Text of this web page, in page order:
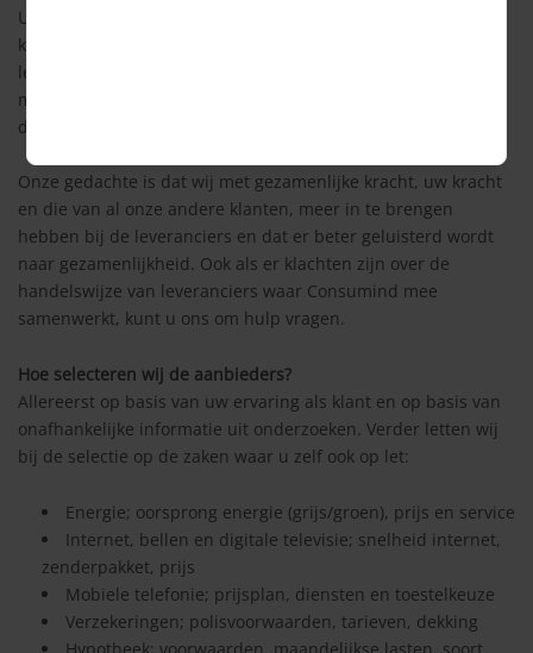
Uw ervaring met leveranciers is voor ons en de andere
klanten van Consumind belangrijk. Onze selectie van
leveranciers is daarop mede gebaseerd. We zullen u dan ook
met enige regelmaat naar uw ervaringen vragen en u
daarvoor per email of telefoon benaderen.
Onze gedachte is dat wij met gezamenlijke kracht, uw kracht
en die van al onze andere klanten, meer in te brengen
hebben bij de leveranciers en dat er beter geluisterd wordt
naar gezamenlijkheid. Ook als er klachten zijn over de
handelswijze van leveranciers waar Consumind mee
samenwerkt, kunt u ons om hulp vragen.
Hoe selecteren wij de aanbieders?
Allereerst op basis van uw ervaring als klant en op basis van
onafhankelijke informatie uit onderzoeken. Verder letten wij
bij de selectie op de zaken waar u zelf ook op let:
Energie; oorsprong energie (grijs/groen), prijs en service
Internet, bellen en digitale televisie; snelheid internet,
zenderpakket, prijs
Mobiele telefonie; prijsplan, diensten en toestelkeuze
Verzekeringen; polisvoorwaarden, tarieven, dekking